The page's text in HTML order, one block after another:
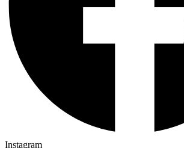
Instagram